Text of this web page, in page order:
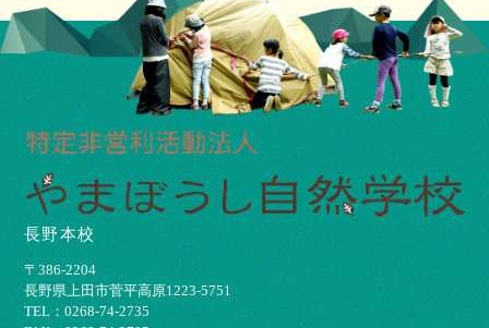
長野本校
〒386-2204
⻑野県上⽥市菅平⾼原1223-5751
TEL：0268-74-2735